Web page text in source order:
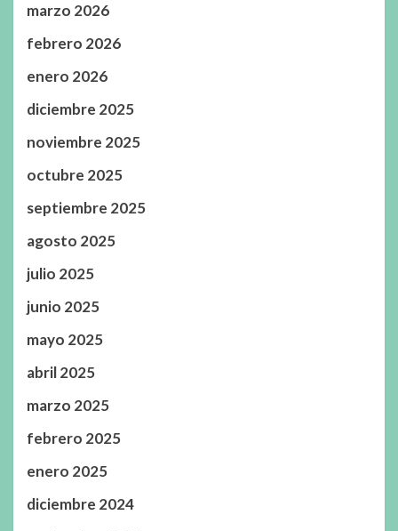
marzo 2026
febrero 2026
enero 2026
diciembre 2025
noviembre 2025
octubre 2025
septiembre 2025
agosto 2025
julio 2025
junio 2025
mayo 2025
abril 2025
marzo 2025
febrero 2025
enero 2025
diciembre 2024